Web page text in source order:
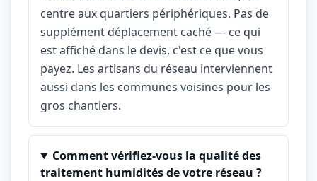
centre aux quartiers périphériques. Pas de
supplément déplacement caché — ce qui
est affiché dans le devis, c'est ce que vous
payez. Les artisans du réseau interviennent
aussi dans les communes voisines pour les
gros chantiers.
Comment vérifiez-vous la qualité des
traitement humidités de votre réseau ?